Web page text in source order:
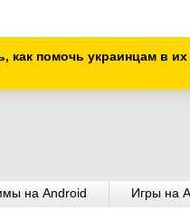
как помочь украинцам в
на Android Игры на